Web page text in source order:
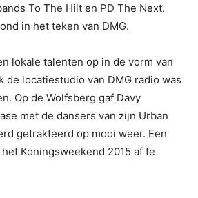
To The Hilt en PD The Next.
in het teken van DMG.
lokale talenten op in de vorm van
de locatiestudio van DMG radio was
Op de Wolfsberg gaf Davy
met de dansers van zijn Urban
getrakteerd op mooi weer. Een
Koningsweekend 2015 af te